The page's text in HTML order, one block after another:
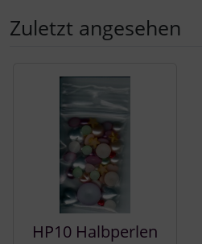
Zuletzt angesehen
HP10 Halbperlen